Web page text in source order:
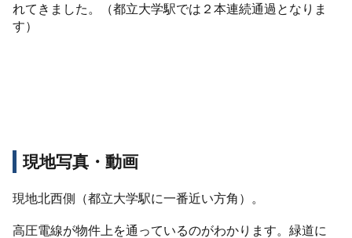
れてきました。（都立大学駅では２本連続通過となりま
す）
現地写真・動画
現地北西側（都立大学駅に一番近い方角）。
高圧電線が物件上を通っているのがわかります。緑道に